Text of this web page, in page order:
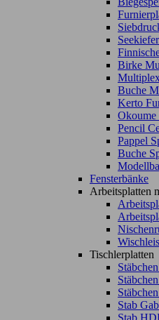
Birke
Buche
Kerto
Okoume
Pencil
Pappel
Buche
Fensterbänke
Arbeitsplatten
Tischlerplatten
Stab